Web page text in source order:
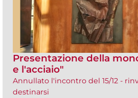
Presentazione della
e l'acciaio"
Annullato l'incontro del 15/12 -
destinarsi